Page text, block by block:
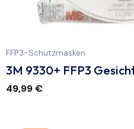
FFP3-Schutzmasken
3M 9330+ FFP3
49,99€